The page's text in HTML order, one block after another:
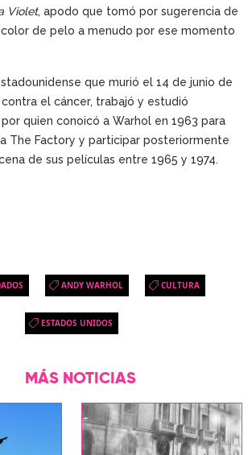
Violet, apodo que tomó por sugerencia de
de pelo a menudo por ese momento
que murió el 14 de junio de
el cáncer, trabajó y estudió
quien conoicó a Warhol en 1963 para
The Factory y participar posteriormente
de sus películas entre 1965 y 1974.
ANDY WARHOL CULTURA
ESTADOS UNIDOS
MÁS NOTICIAS